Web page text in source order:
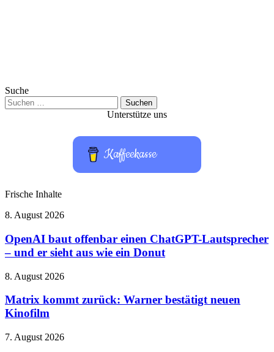
Suche
Suchen
nach:
Unterstütze uns
Kaffeekasse
Frische Inhalte
OpenAI
offenbar
einen
ChatGPT-
–
er
sieht
wie
8. August 2026
OpenAI baut offenbar einen ChatGPT-Lautsprecher
– und er sieht aus wie ein Donut
Matrix
zurück:
Warner
bestätigt
Kinofilm
8. August 2026
Matrix kommt zurück: Warner bestätigt neuen
Kinofilm
HBO
7. August 2026